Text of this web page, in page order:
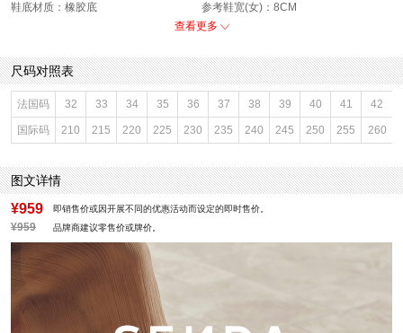
鞋底材质：橡胶底
参考鞋宽(女)：8CM
鞋类流行款式：浅口鞋
前掌高度：无
款式季节：秋季
配跟：无
鞋垫材质：猪皮革
鞋头款式：圆头
鞋面材质：羊皮革
鞋面图案：纯色
参考鞋长(女)：25CM
制鞋工艺：胶贴皮鞋
跟高数值：4CM
里料材质：人造革,猪皮革
防水台高度：无
风格：休闲
查看更多
尺码对照表
法国码 32 33 34 35 36 37 38 39 40 41 42
国际码 210 215 220 225 230 235 240 245 250 255 260
图文详情
¥959 即销售价或因开展不同的优惠活动而设定的即时售价。
¥959 品牌商建议零售价或牌价。